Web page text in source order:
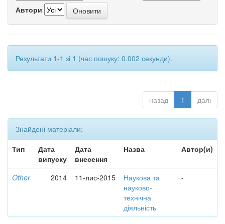
Автори
Результати 1-1 зі 1 (час пошуку: 0.002 секунди).
назад 1 далі
Знайдені матеріали:
Тип
Дата
випуску
Дата
внесення
Назва Автор(и)
Other 2014 11-лис-2015
Наукова та
науково-
технічна
діяльність
-